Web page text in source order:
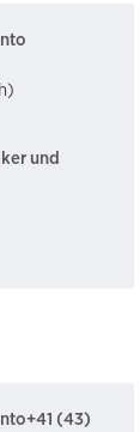
und
(43)